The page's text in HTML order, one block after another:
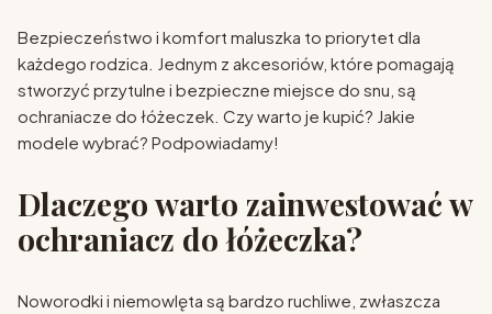
Bezpieczeństwo i komfort maluszka to priorytet dla
każdego rodzica. Jednym z akcesoriów, które pomagają
stworzyć przytulne i bezpieczne miejsce do snu, są
ochraniacze do łóżeczek. Czy warto je kupić? Jakie
modele wybrać? Podpowiadamy!
Dlaczego warto zainwestować w
ochraniacz do łóżeczka?
Noworodki i niemowlęta są bardzo ruchliwe, zwłaszcza